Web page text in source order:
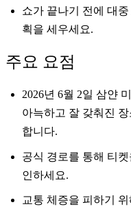
쇼가 끝나기 전에 대
획을 세우세요.
주요 요점
2026년 6월 2일 삼얀
아늑하고 잘 갖춰진
합니다.
공식 경로를 통해 티
인하세요.
교통 체증을 피하기